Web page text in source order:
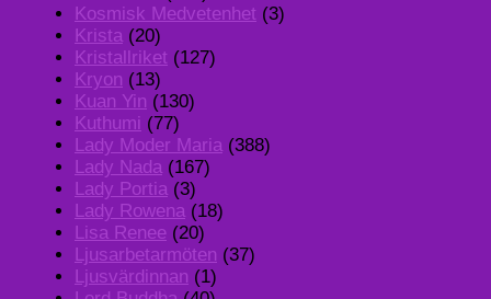
Kosmisk Medvetenhet (3)
Krista (20)
Kristallriket (127)
Kryon (13)
Kuan Yin (130)
Kuthumi (77)
Lady Moder Maria (388)
Lady Nada (167)
Lady Portia (3)
Lady Rowena (18)
Lisa Renee (20)
Ljusarbetarmöten (37)
Ljusvärdinnan (1)